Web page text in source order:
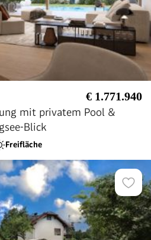
€ 1.771.940
mit privatem Pool &
Blick
Freifläche